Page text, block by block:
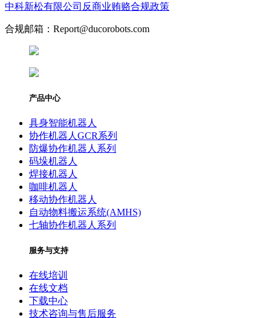
中科新松有限公司反商业贿赂合规政策
合规邮箱：Report@ducorobots.com
产品中心
具身智能机器人
协作机器人GCR系列
防爆协作机器人系列
码垛机器人
焊接机器人
咖啡机器人
移动协作机器人
自动物料搬运系统(AMHS)
七轴协作机器人系列
服务与支持
在线培训
在线文档
下载中心
技术咨询与售后服务